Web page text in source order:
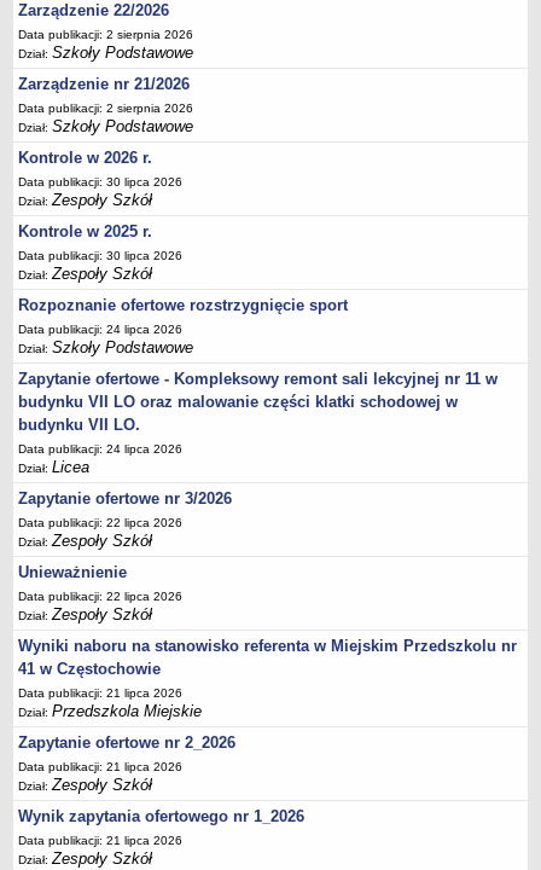
Majątek
Godziny dyżurów
Ogłoszenia
Zarządzenia
Rejestry, ewidencje, archiwa
Kontrole
PONOWNE WYKORZYSTYWANIE
Sprawozdania
Deklaracja dostępności
DEKLARACJA DOSTĘPNOŚCI
PONOWNE WYKORZYSTYWANIE
UDOSTĘPNIANIE INFORMACJI PUBLICZNEJ
OCHRONA DANYCH OSOBOWYCH
Zarządzenie 22/2026
Data publikacji: 2 sierpnia 2026
Dział:Szkoły Podstawowe
Zarządzenie nr 21/2026
Data publikacji: 2 sierpnia 2026
Dział:Szkoły Podstawowe
Kontrole w 2026 r.
Data publikacji: 30 lipca 2026
Dział:Zespoły Szkół
Kontrole w 2025 r.
Data publikacji: 30 lipca 2026
Dział:Zespoły Szkół
Rozpoznanie ofertowe rozstrzygnięcie sport
Data publikacji: 24 lipca 2026
Dział:Szkoły Podstawowe
Zapytanie ofertowe - Kompleksowy remont sali lekcyjnej nr 11 w
budynku VII LO oraz malowanie części klatki schodowej w
budynku VII LO.
Data publikacji: 24 lipca 2026
Dział:Licea
Zapytanie ofertowe nr 3/2026
Data publikacji: 22 lipca 2026
Dział:Zespoły Szkół
Unieważnienie
Data publikacji: 22 lipca 2026
Dział:Zespoły Szkół
Wyniki naboru na stanowisko referenta w Miejskim Przedszkolu nr
41 w Częstochowie
Data publikacji: 21 lipca 2026
Dział:Przedszkola Miejskie
Zapytanie ofertowe nr 2_2026
Data publikacji: 21 lipca 2026
Dział:Zespoły Szkół
Wynik zapytania ofertowego nr 1_2026
Data publikacji: 21 lipca 2026
Dział:Zespoły Szkół